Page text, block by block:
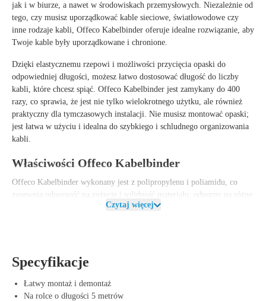
jak i w biurze, a nawet w środowiskach przemysłowych. Niezależnie od
tego, czy musisz uporządkować kable sieciowe, światłowodowe czy
inne rodzaje kabli, Offeco Kabelbinder oferuje idealne rozwiązanie, aby
Twoje kable były uporządkowane i chronione.
Dzięki elastycznemu rzepowi i możliwości przycięcia opaski do
odpowiedniej długości, możesz łatwo dostosować długość do liczby
kabli, które chcesz spiąć. Offeco Kabelbinder jest zamykany do 400
razy, co sprawia, że jest nie tylko wielokrotnego użytku, ale również
praktyczny dla tymczasowych instalacji. Nie musisz montować opaski;
jest łatwa w użyciu i idealna do szybkiego i schludnego organizowania
kabli.
Właściwości Offeco Kabelbinder
Offeco Kabelbinder wykonany jest z polipropylenu i poliamidu, co
zapewnia
odporność na zużycie i solidność materiału , odporny na różne
-40°C do 85°C. Rolka madługość 5000 mm
Zalety Offeco Kabelbinder
Łatwość użycia: Nie wymaga montażu, szybki i łatwy w użyciu.
Czytaj więcej
Specyfikacje
Łatwy montaż i demontaż
Na rolce o długości 5 metrów